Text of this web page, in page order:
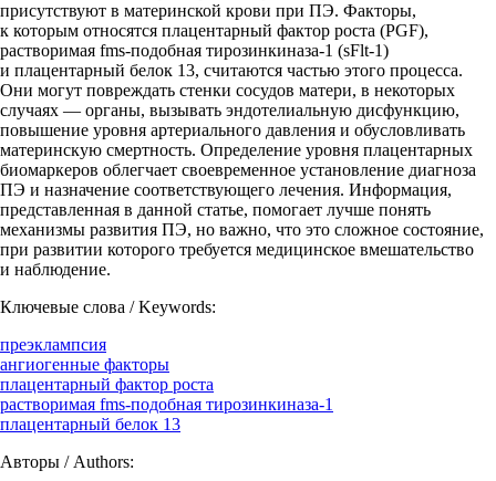
присутствуют в материнской крови при ПЭ. Факторы,
к которым относятся плацентарный фактор роста (PGF),
растворимая fms-подобная тирозинкиназа-1 (sFlt-1)
и плацентарный белок 13, считаются частью этого процесса.
Они могут повреждать стенки сосудов матери, в некоторых
случаях — органы, вызывать эндотелиальную дисфункцию,
повышение уровня артериального давления и обусловливать
материнскую смертность. Определение уровня плацентарных
биомаркеров облегчает своевременное установление диагноза
ПЭ и назначение соответствующего лечения. Информация,
представленная в данной статье, помогает лучше понять
механизмы развития ПЭ, но важно, что это сложное состояние,
при развитии которого требуется медицинское вмешательство
и наблюдение.
Ключевые слова / Keywords:
преэклампсия
ангиогенные факторы
плацентарный фактор роста
растворимая fms-подобная тирозинкиназа-1
плацентарный белок 13
Авторы / Authors: